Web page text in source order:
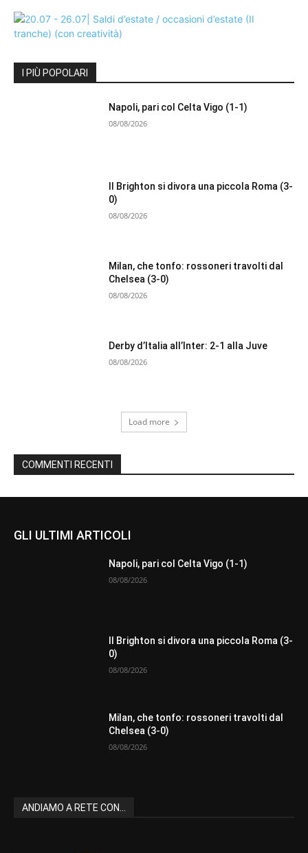
I PIÙ POPOLARI
Napoli, pari col Celta Vigo (1-1)
08/08/2026
Il Brighton si divora una piccola Roma (3-
0)
08/08/2026
Milan, che tonfo: rossoneri travolti dal
Chelsea (3-0)
08/08/2026
Derby d’Italia all’Inter: 2-1 alla Juve
08/08/2026
Load more
COMMENTI RECENTI
GLI ULTIMI ARTICOLI
Napoli, pari col Celta Vigo (1-1)
08/08/2026
Il Brighton si divora una piccola Roma (3-
0)
08/08/2026
Milan, che tonfo: rossoneri travolti dal
Chelsea (3-0)
08/08/2026
ANDIAMO A RETE CON...